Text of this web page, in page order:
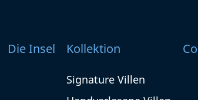
Die Insel Kollektion
Signature Villen